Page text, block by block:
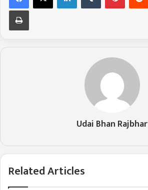
Udai Bhan Rajbhar
Related Articles